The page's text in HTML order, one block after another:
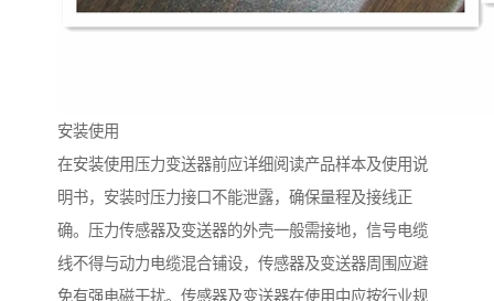
安装使用
在安装使用压力变送器前应详细阅读产品样本及使用说
明书，安装时压力接口不能泄露，确保量程及接线正
确。压力传感器及变送器的外壳一般需接地，信号电缆
线不得与动力电缆混合铺设，传感器及变送器周围应避
免有强电磁干扰。传感器及变送器在使用中应按行业规